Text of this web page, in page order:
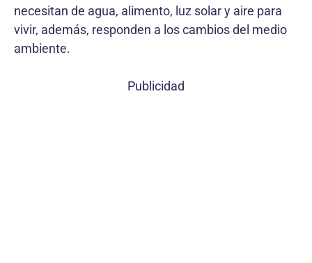
necesitan de agua, alimento, luz solar y aire para
vivir, además, responden a los cambios del medio
ambiente.
Publicidad